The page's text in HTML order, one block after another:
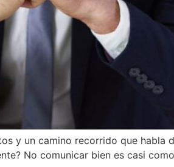
y un camino recorrido que habla
No comunicar bien es casi